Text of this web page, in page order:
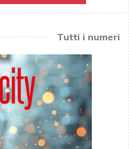
Tutti i numeri